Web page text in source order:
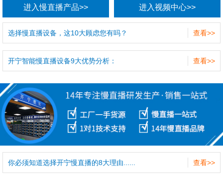
进入慢直播产品>> 进入视频中心>>
查看>>
选择慢直播设备，这10大顾虑您有吗？
查看>>
开宁智能慢直播设备9大优势分析：
查看>>
你必须知道选择开宁慢直播的8大理由......